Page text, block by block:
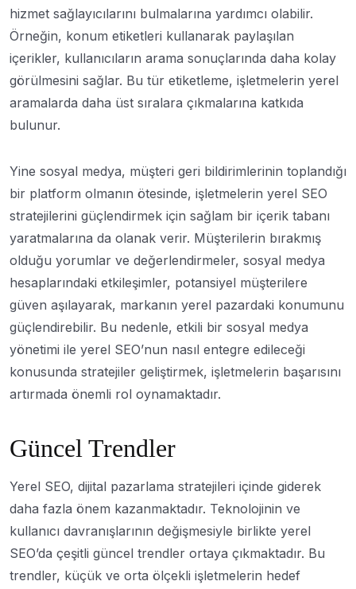
hizmet sağlayıcılarını bulmalarına yardımcı olabilir.
Örneğin, konum etiketleri kullanarak paylaşılan
içerikler, kullanıcıların arama sonuçlarında daha kolay
görülmesini sağlar. Bu tür etiketleme, işletmelerin yerel
aramalarda daha üst sıralara çıkmalarına katkıda
bulunur.
Yine sosyal medya, müşteri geri bildirimlerinin toplandığı
bir platform olmanın ötesinde, işletmelerin yerel SEO
stratejilerini güçlendirmek için sağlam bir içerik tabanı
yaratmalarına da olanak verir. Müşterilerin bırakmış
olduğu yorumlar ve değerlendirmeler, sosyal medya
hesaplarındaki etkileşimler, potansiyel müşterilere
güven aşılayarak, markanın yerel pazardaki konumunu
güçlendirebilir. Bu nedenle, etkili bir sosyal medya
yönetimi ile yerel SEO’nun nasıl entegre edileceği
konusunda stratejiler geliştirmek, işletmelerin başarısını
artırmada önemli rol oynamaktadır.
Güncel Trendler
Yerel SEO, dijital pazarlama stratejileri içinde giderek
daha fazla önem kazanmaktadır. Teknolojinin ve
kullanıcı davranışlarının değişmesiyle birlikte yerel
SEO’da çeşitli güncel trendler ortaya çıkmaktadır. Bu
trendler, küçük ve orta ölçekli işletmelerin hedef